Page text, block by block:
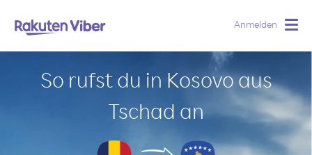
Anmelden
So rufst du in Kosovo aus
Tschad an